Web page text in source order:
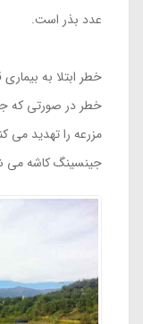
عدد بذر است.
خطر ابتلا به
خطر در صورتی که
جینسینگ کاشه می شود که